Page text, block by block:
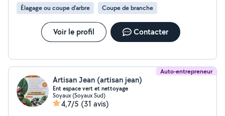
Élagage ou coupe d'arbre Coupe de branche
Voir le profil Contacter
Auto-entrepreneur
Artisan Jean (artisan jean)
Ent espace vert et nettoyage
Soyaux (Soyaux Sud)
4,7/5 (31 avis)